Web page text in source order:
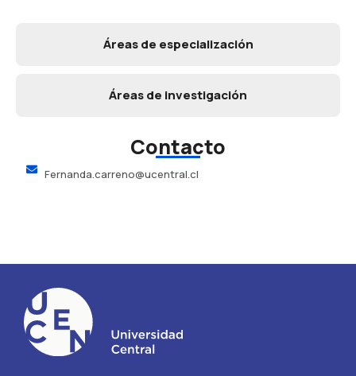
Áreas de especialización
Áreas de investigación
Contacto
Fernanda.carreno@ucentral.cl